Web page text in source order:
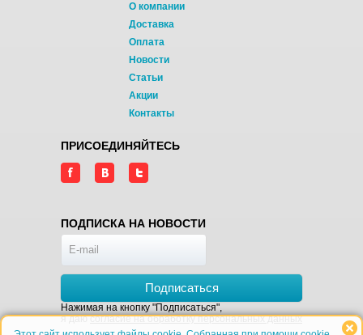
О компании
Доставка
Оплата
Новости
Статьи
Акции
Контакты
ПРИСОЕДИНЯЙТЕСЬ
ПОДПИСКА НА НОВОСТИ
Подписаться
Нажимая на кнопку "Подписаться",
я даюсогласие на обработку персональных данных